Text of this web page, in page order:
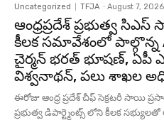
Uncategorized TFJA - August 7, 2026
ఆంధ్రప్రదేశ్ ప్రభుత్వ
కీలక సమావేశంలో పాల్గొన్న
చైర్మన్ భరత్ భూషణ్, ఏపీ
విశ్వనాథన్, పలు శాఖల
ఈరోజు ఆంధ్ర ప్రదేశ్ చీఫ్ సెక్రటరీ సాయి
ప్రభుత్వ డిపార్ట్మెంట్స్ లోని కీలక సభ్యులతో